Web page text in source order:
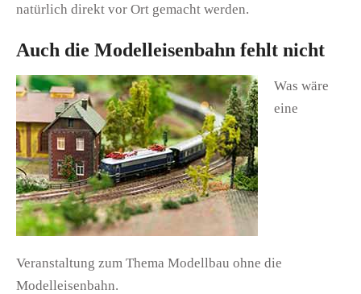
natürlich direkt vor Ort gemacht werden.
Auch die Modelleisenbahn fehlt nicht
Was wäre
eine
Veranstaltung zum Thema Modellbau ohne die
Modelleisenbahn.